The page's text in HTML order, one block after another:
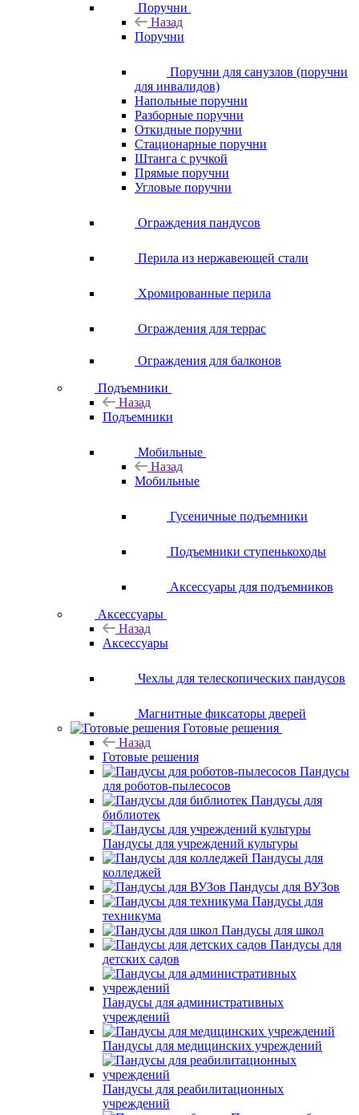
Поручни
Назад
Поручни
Поручни для санузлов (поручни
для инвалидов)
Напольные поручни
Разборные поручни
Откидные поручни
Стационарные поручни
Штанга с ручкой
Прямые поручни
Угловые поручни
Ограждения пандусов
Перила из нержавеющей стали
Хромированные перила
Ограждения для террас
Ограждения для балконов
Подъемники
Назад
Подъемники
Мобильные
Назад
Мобильные
Гусеничные подъемники
Подъемники ступенькоходы
Аксессуары для подъемников
Аксессуары
Назад
Аксессуары
Чехлы для телескопических пандусов
Магнитные фиксаторы дверей
Готовые решения
Назад
Готовые решения
Пандусы
для роботов-пылесосов
Пандусы для
библиотек
Пандусы для учреждений культуры
Пандусы для
колледжей
Пандусы для ВУЗов
Пандусы для
техникума
Пандусы для школ
Пандусы для
детских садов
Пандусы для административных
учреждений
Пандусы для медицинских учреждений
Пандусы для реабилитационных
учреждений